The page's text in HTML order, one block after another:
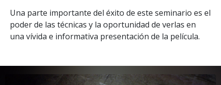
Una parte importante del éxito de este seminario es el
poder de las técnicas y la oportunidad de verlas en
una vívida e informativa presentación de la película.